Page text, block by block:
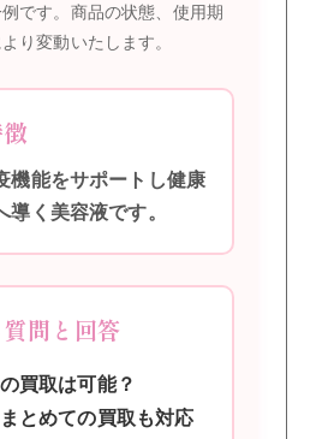
です。商品の状態、使用期
り変動いたします。
機能をサポートし健康
導く美容液です。
問と回答
買取は可能？
とめての買取も対応